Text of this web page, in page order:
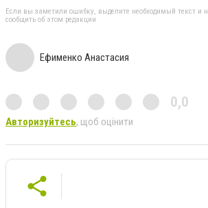
Если вы заметили ошибку, выделите необходимый текст и
сообщить об этом редакции
Ефименко Анастасия
0,0
Авторизуйтесь, щоб оцінити